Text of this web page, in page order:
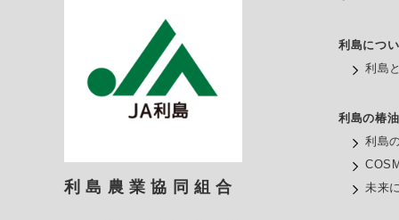
利 島 農 業 協 同 組 合
利島につ
利島
利島の椿油
利島
未来